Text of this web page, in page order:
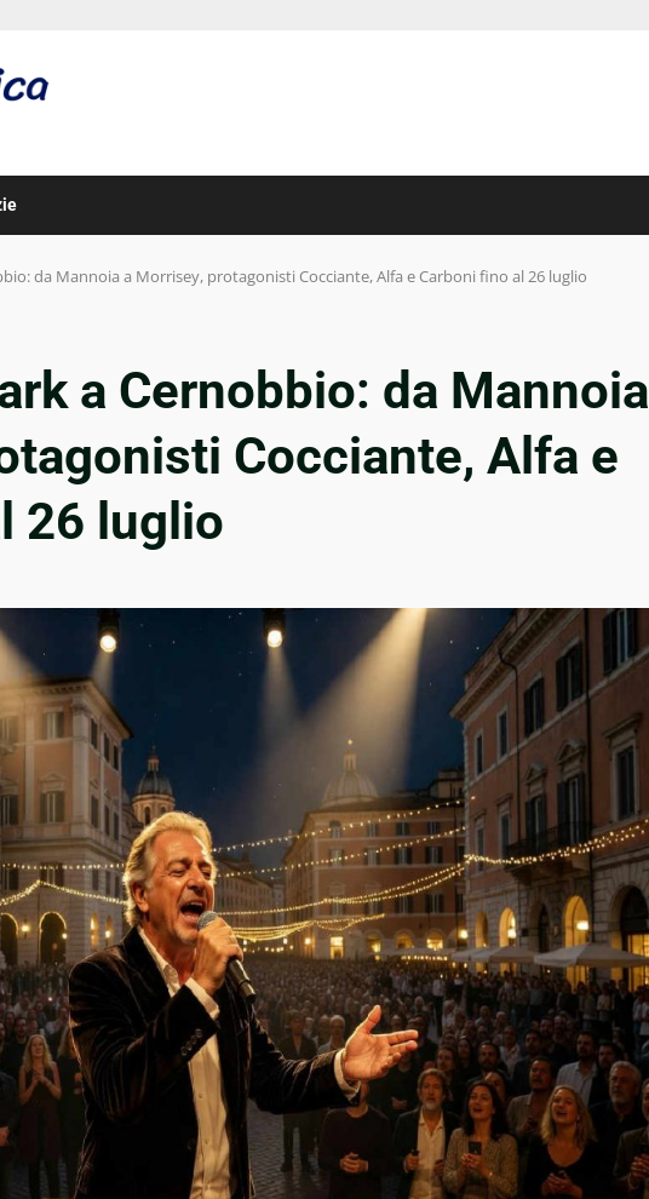
da Mannoia a Morrisey, protagonisti Cocciante, Alfa e Carboni fino al 26 luglio
a Cernobbio: da Mannoia
Cocciante, Alfa e
26 luglio